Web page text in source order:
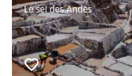
Le sel des Andes